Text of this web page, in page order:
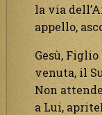
la via
appello,
Gesù,
venuta, il
Non
a Lui,